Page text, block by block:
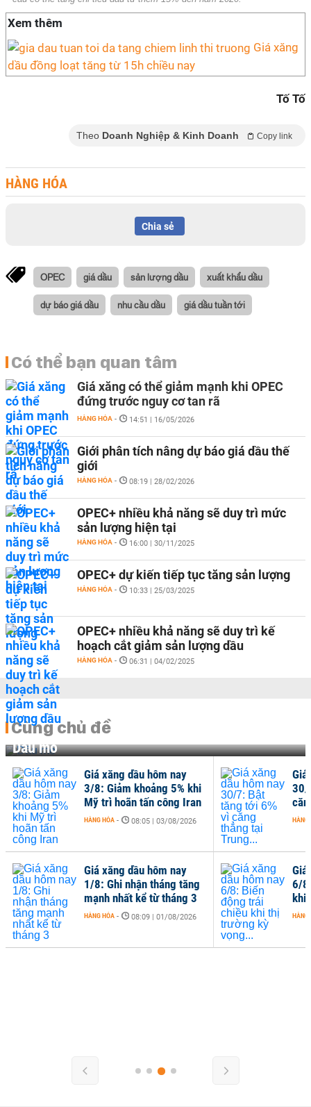
Xem thêm
Giá xăng
dầu đồng loạt tăng từ 15h chiều nay
Tố Tố
Theo Doanh Nghiệp & Kinh Doanh Copy link
HÀNG HÓA
Chia sẻ
OPEC giá dầu sản lượng dầu xuất khẩu dầu
dự báo giá dầu nhu cầu dầu giá dầu tuần tới
Có thể bạn quan tâm
Giá xăng có thể giảm mạnh khi OPEC
đứng trước nguy cơ tan rã
HÀNG HÓA - 14:51 | 16/05/2026
Giới phân tích nâng dự báo giá dầu thế
giới
HÀNG HÓA - 08:19 | 28/02/2026
OPEC+ nhiều khả năng sẽ duy trì mức
sản lượng hiện tại
HÀNG HÓA - 16:00 | 30/11/2025
OPEC+ dự kiến tiếp tục tăng sản lượng
HÀNG HÓA - 10:33 | 25/03/2025
OPEC+ nhiều khả năng sẽ duy trì kế
hoạch cắt giảm sản lượng dầu
HÀNG HÓA - 06:31 | 04/02/2025
Cùng chủ đề
Dầu mỏ
Giá
6/
khi
HÀNG
Giá xăng dầu hôm nay
3/8: Giảm khoảng 5% khi
Mỹ trì hoãn tấn công Iran
HÀNG HÓA - 08:05 | 03/08/2026
Giá xăng dầu hôm nay
1/8: Ghi nhận tháng tăng
mạnh nhất kể từ tháng 3
HÀNG HÓA - 08:09 | 01/08/2026
Giá
30/
HÀNG